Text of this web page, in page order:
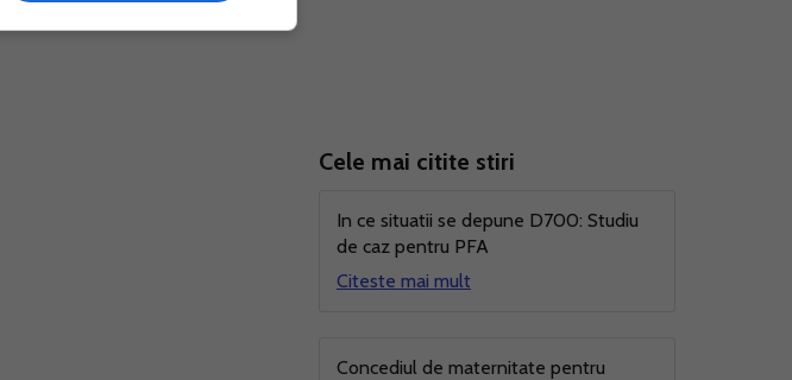
Cele mai citite stiri
In ce situatii se depune D700: Studiu
de caz pentru PFA
Citeste mai mult
Concediul de maternitate pentru